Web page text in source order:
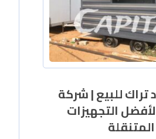
تراك للبيع | شركة
التجهيزات
المتنقلة